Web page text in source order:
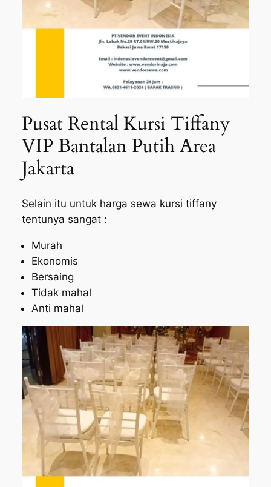
Pusat Rental Kursi Tiffany
VIP Bantalan Putih Area
Jakarta
Selain itu untuk harga sewa kursi tiffany
tentunya sangat :
Murah
Ekonomis
Bersaing
Tidak mahal
Anti mahal